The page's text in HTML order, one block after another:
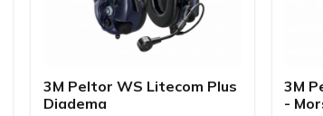
3M Peltor WS Litecom Plus
Diadema
3M
-